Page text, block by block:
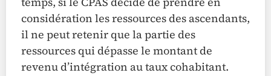
considération les ressources des ascendants,
il ne peut retenir que la partie des
ressources qui dépasse le montant de
revenu d’intégration au taux cohabitant.